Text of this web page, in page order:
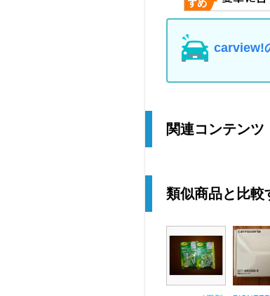
carview!
関連コンテンツ
類似商品と比較